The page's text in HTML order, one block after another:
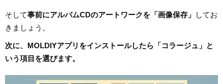
そして事前にアルバムCDのアートワークを「画像保存」
してお
きましょう。
次に、MOLDIYアプリをインストールしたら「コラージュ」と
いう項目を選びます。